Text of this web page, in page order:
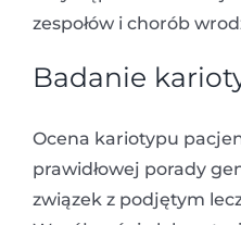
zespołów i chorób
Badanie
Ocena kariotypu
prawidłowej porady
związek z podjętym